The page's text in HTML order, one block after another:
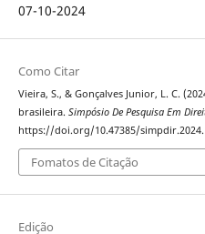
07-10-2024
Como Citar
Vieira, S., & Gonçalves Junior, L. C.
brasileira. Simpósio De Pesquisa Em
https://doi.org/10.47385/
Fomatos de Citação
Edição